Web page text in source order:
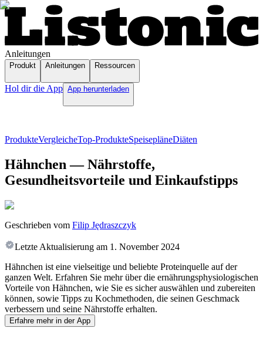
Anleitungen
Produkt Anleitungen Ressourcen
Hol dir die App App herunterladen
ProdukteVergleicheTop-ProdukteSpeisepläneDiäten
Hähnchen — Nährstoffe,
Gesundheitsvorteile und Einkaufstipps
Geschrieben vom Filip Jędraszczyk
Letzte Aktualisierung am 1. November 2024
Hähnchen ist eine vielseitige und beliebte Proteinquelle auf der
ganzen Welt. Erfahren Sie mehr über die ernährungsphysiologischen
Vorteile von Hähnchen, wie Sie es sicher auswählen und zubereiten
können, sowie Tipps zu Kochmethoden, die seinen Geschmack
verbessern und seine Nährstoffe erhalten.
Erfahre mehr in der App